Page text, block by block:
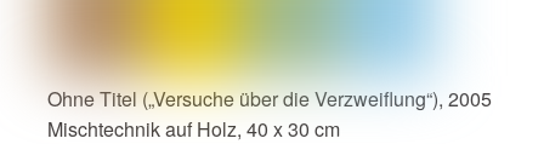
Ohne Titel („Versuche über die Verzweiflung“), 2005
Mischtechnik auf Holz, 40 x 30 cm